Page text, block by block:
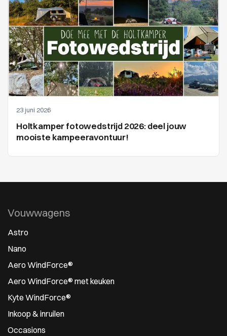
23 juni 2026
Holtkamper fotowedstrijd 2026: deel jouw
mooiste kampeeravontuur!
Vouwwagens
Astro
Nano
Aero WindForce®
Aero WindForce® met keuken
Kyte WindForce®
Inkoop & inruilen
Occasions